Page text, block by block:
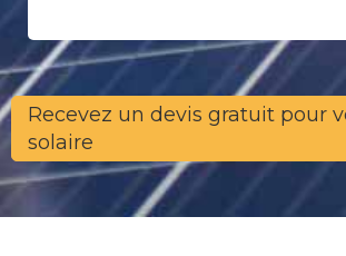
Recevez un devis gratuit pour
solaire